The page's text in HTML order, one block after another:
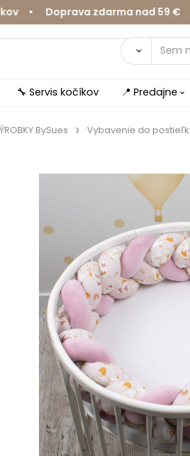
zdarma nad 59 € •
🔧 Servis kočíkov 📍 Predajne
BySues Vybavenie do